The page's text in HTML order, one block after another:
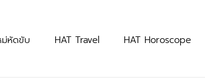
ม่หัดขับ HAT Travel HAT Horoscope